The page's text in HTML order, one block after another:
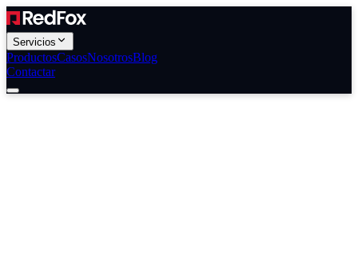
Servicios
ProductosCasosNosotrosBlog
Contactar